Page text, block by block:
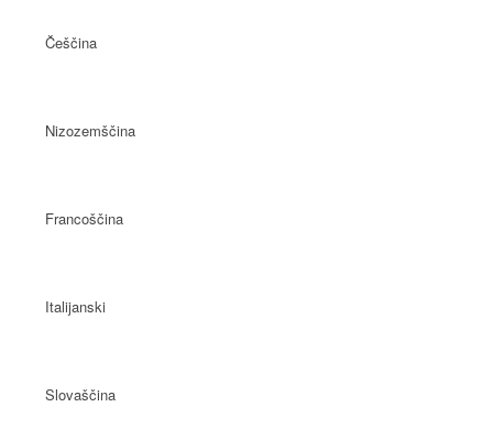
Češčina
Nizozemščina
Francoščina
Italijanski
Slovaščina